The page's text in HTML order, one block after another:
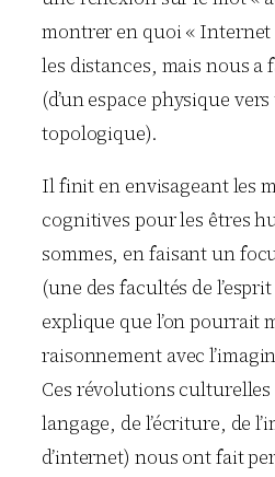
montrer en quoi « Internet
les distances, mais nous a
(d’un espace physique
topologique).
Il finit en envisageant les
cognitives pour les êtres
sommes, en faisant un
(une des facultés de
explique que l’on pourrait
raisonnement avec
Ces révolutions
langage, de l’écriture, de
d’internet) nous ont fait